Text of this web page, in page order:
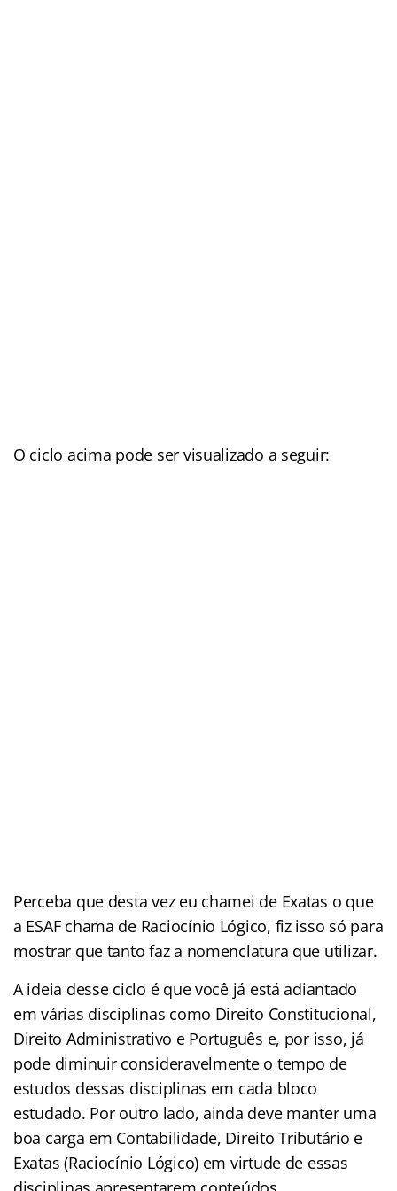
O ciclo acima pode ser visualizado a seguir:
Perceba que desta vez eu chamei de Exatas o que
a ESAF chama de Raciocínio Lógico, fiz isso só para
mostrar que tanto faz a nomenclatura que utilizar.
A ideia desse ciclo é que você já está adiantado
em várias disciplinas como Direito Constitucional,
Direito Administrativo e Português e, por isso, já
pode diminuir consideravelmente o tempo de
estudos dessas disciplinas em cada bloco
estudado. Por outro lado, ainda deve manter uma
boa carga em Contabilidade, Direito Tributário e
Exatas (Raciocínio Lógico) em virtude de essas